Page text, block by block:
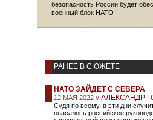
безопасность России будет
военный блок НАТО
РАНЕЕ В СЮЖЕТЕ
НАТО ЗАЙДЕТ С СЕВЕРА
12 МАЯ 2022 // АЛЕКСАНДР
Судя по всему, в эти дни
опасалось российское